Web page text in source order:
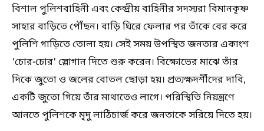
বিশাল পুলিশবাহিনী এবং কেন্দ্রীয় বাহিনীর সদস্যরা বিমানকৃষ্ণ
সাহার বাড়িতে পৌঁছন। বাড়ি ঘিরে ফেলার পর তাঁকে বের করে
পুলিশি গাড়িতে তোলা হয়। সেই সময় উপস্থিত জনতার একাংশ
'চোর-চোর' স্লোগান দিতে শুরু করেন। বিক্ষোভের মাঝে তাঁর
দিকে জুতো ও জলের বোতল ছোড়া হয়। প্রত্যক্ষদর্শীদের দাবি,
একটি জুতো গিয়ে তাঁর মাথাতেও লাগে। পরিস্থিতি নিয়ন্ত্রণে
আনতে পুলিশকে মৃদু লাঠিচার্জ করে জনতাকে সরিয়ে দিতে হয়।